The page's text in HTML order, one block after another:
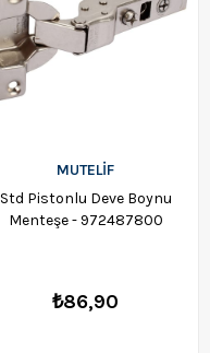
MUTELİF
Std Pistonlu Deve Boynu
Menteşe - 972487800
₺86,90